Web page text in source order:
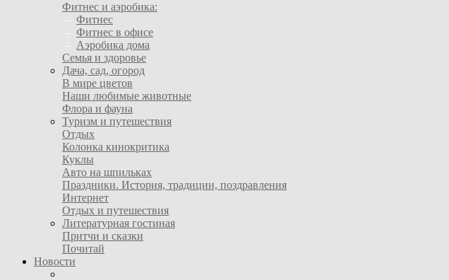
Фитнес и аэробика:
Фитнес
Фитнес в офисе
Аэробика дома
Семья и здоровье
Дача, сад, огород
В мире цветов
Наши любимые животные
Флора и фауна
Туризм и путешествия
Отдых
Колонка кинокритика
Куклы
Авто на шпильках
Праздники. История, традиции, поздравления
Интернет
Отдых и путешествия
Литературная гостиная
Притчи и сказки
Почитай
Новости